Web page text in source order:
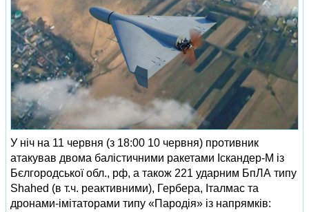
У ніч на 11 червня (з 18:00 10 червня) противник
атакував двома балістичними ракетами Іскандер-М із
Бєлгородської обл., рф, а також 221 ударним БпЛА типу
Shahed (в т.ч. реактивними), Гербера, Італмас та
дронами-імітаторами типу «Пародія» із напрямків: